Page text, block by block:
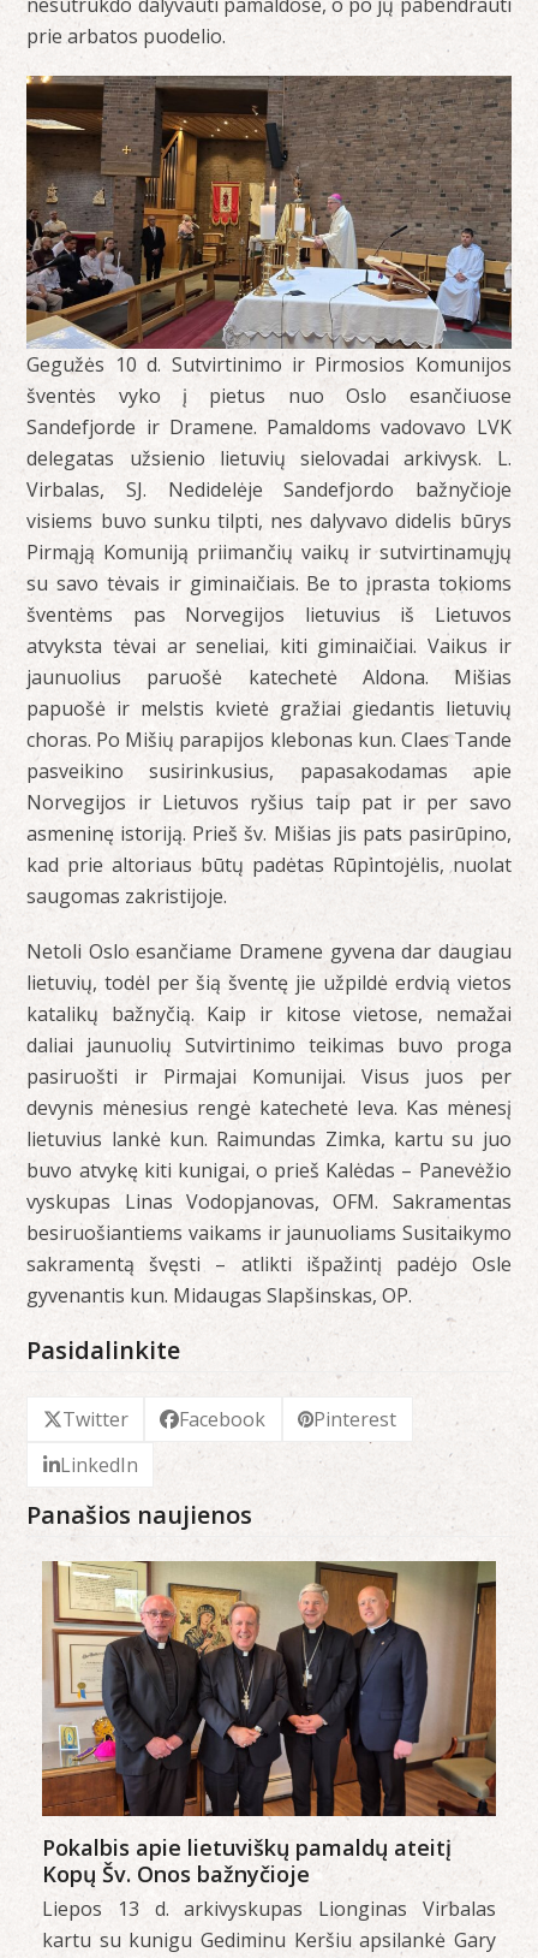
prie arbatos puodelio.
Gegužės 10 d. Sutvirtinimo ir Pirmosios Komunijos
šventės vyko į pietus nuo Oslo esančiuose
Sandefjorde ir Dramene. Pamaldoms vadovavo LVK
delegatas užsienio lietuvių sielovadai arkivysk. L.
Virbalas, SJ. Nedidelėje Sandefjordo bažnyčioje
visiems buvo sunku tilpti, nes dalyvavo didelis būrys
Pirmąją Komuniją priimančių vaikų ir sutvirtinamųjų
su savo tėvais ir giminaičiais. Be to įprasta tokioms
šventėms pas Norvegijos lietuvius iš Lietuvos
atvyksta tėvai ar seneliai, kiti giminaičiai. Vaikus ir
jaunuolius paruošė katechetė Aldona. Mišias
papuošė ir melstis kvietė gražiai giedantis lietuvių
choras. Po Mišių parapijos klebonas kun. Claes Tande
pasveikino susirinkusius, papasakodamas apie
Norvegijos ir Lietuvos ryšius taip pat ir per savo
asmeninę istoriją. Prieš šv. Mišias jis pats pasirūpino,
kad prie altoriaus būtų padėtas Rūpintojėlis, nuolat
saugomas zakristijoje.
Netoli Oslo esančiame Dramene gyvena dar daugiau
lietuvių, todėl per šią šventę jie užpildė erdvią vietos
katalikų bažnyčią. Kaip ir kitose vietose, nemažai
daliai jaunuolių Sutvirtinimo teikimas buvo proga
pasiruošti ir Pirmajai Komunijai. Visus juos per
devynis mėnesius rengė katechetė Ieva. Kas mėnesį
lietuvius lankė kun. Raimundas Zimka, kartu su juo
buvo atvykę kiti kunigai, o prieš Kalėdas – Panevėžio
vyskupas Linas Vodopjanovas, OFM. Sakramentas
besiruošiantiems vaikams ir jaunuoliams Susitaikymo
sakramentą švęsti – atlikti išpažintį padėjo Osle
gyvenantis kun. Midaugas Slapšinskas, OP.
Pasidalinkite
Twitter Facebook
Pinterest
LinkedIn
Panašios naujienos
Pokalbis apie lietuviškų pamaldų ateitį
Kopų Šv. Onos bažnyčioje
Liepos 13 d. arkivyskupas Lionginas Virbalas
kartu su kunigu Gediminu Keršiu apsilankė Gary